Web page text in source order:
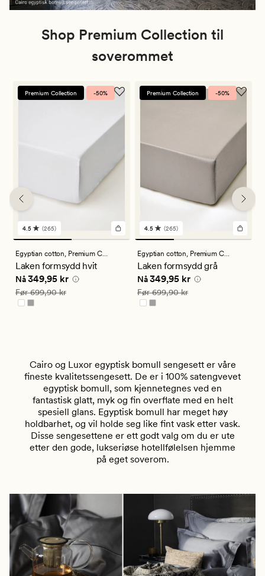
Shop Premium Collection til
soverommet
Premium Collection -50%
265
anmeldelser
med
en
gjennomsnittlig
vurdering
på
4.5
4.5 (265)
Egyptian cotton, Premium Collection
Laken formsydd hvit
Nåværende pris
Nå349,95 kr
Vanlig pris 699,90 kr
Før699,90 kr
Premium Collection -50%
265
anmeldelser
med
en
gjennomsnittlig
vurdering
på
4.5
4.5 (265)
Egyptian cotton, Premium Collection
Laken formsydd grå
Nåværende pris
Nå349,95 kr
Vanlig pris 699,90 kr
Før699,90 kr
Cairo og Luxor egyptisk bomull sengesett er våre
fineste kvalitetssengesett. De er i 100% satengvevet
egyptisk bomull, som kjennetegnes ved en
fantastisk glatt, myk og fin overflate med en helt
spesiell glans. Egyptisk bomull har meget høy
holdbarhet, og vil holde seg like fint vask etter vask.
Disse sengesettene er ett godt valg om du er ute
etter den gode, lukseriøse hotellfølelsen hjemme
på eget soverom.